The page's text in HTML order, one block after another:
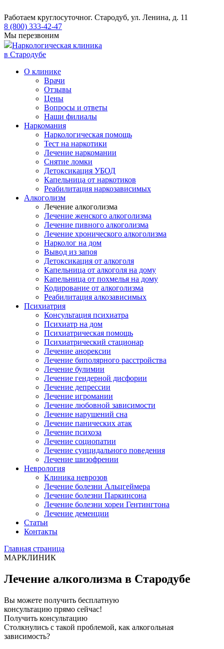
Работаем круглосуточног. Стародуб, ул. Ленина, д. 11
8 (800) 333-42-47
Мы перезвоним
Наркологическая клиника
в Стародубе
О клинике
Врачи
Отзывы
Цены
Вопросы и ответы
Наши филиалы
Наркомания
Наркологическая помощь
Тест на наркотики
Лечение наркомании
Снятие ломки
​​Детоксикация УБОД
Капельница от наркотиков
Реабилитация наркозависимых
Алкоголизм
Лечение алкоголизма
Лечение женского алкоголизма
Лечение пивного алкоголизма
Лечение хронического алкоголизма
Нарколог на дом
Вывод из запоя
Детоксикация от алкоголя
Капельница от алкоголя на дому
Капельница от похмелья на дому
Кодирование от алкоголизма
Реабилитация алкозависимых
Психиатрия
Консультация психиатра
Психиатр на дом
Психиатрическая помощь
Психиатрический стационар
Лечение анорексии
Лечение биполярного расстройства
Лечение булимии
Лечение гендерной дисфории
Лечение депрессии
Лечение игромании
Лечение любовной зависимости
Лечение нарушений сна
Лечение панических атак
Лечение психоза
Лечение социопатии
Лечение суицидального поведения
Лечение шизофрении
Неврология
Клиника неврозов
Лечение болезни Альцгеймера
Лечение болезни Паркинсона
Лечение болезни хореи Гентингтона
Лечение деменции
Статьи
Контакты
Главная страница
МАРКЛИНИК
Лечение алкоголизма в Стародубе
Вы можете получить бесплатную
консультацию прямо сейчас!
Получить консультацию
Столкнулись с такой проблемой, как алкогольная
зависимость?